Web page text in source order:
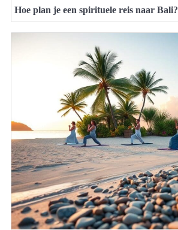
Hoe plan je een spirituele reis naar Bali?